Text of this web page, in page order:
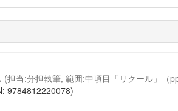
(担当:分担執筆, 範囲:中項目「リクール」（
9784812220078)